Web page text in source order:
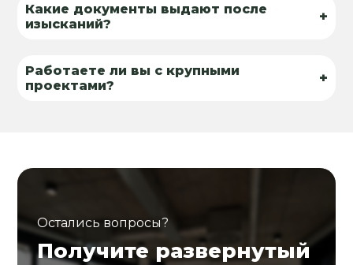
Какие документы выдают после
изысканий?
+
Работаете ли вы с крупными
проектами?
+
Остались вопросы?
Получите развернутый